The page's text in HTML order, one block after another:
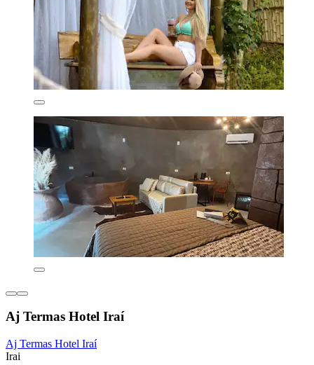
Aj Termas Hotel Iraí
Aj Termas Hotel Iraí
Irai